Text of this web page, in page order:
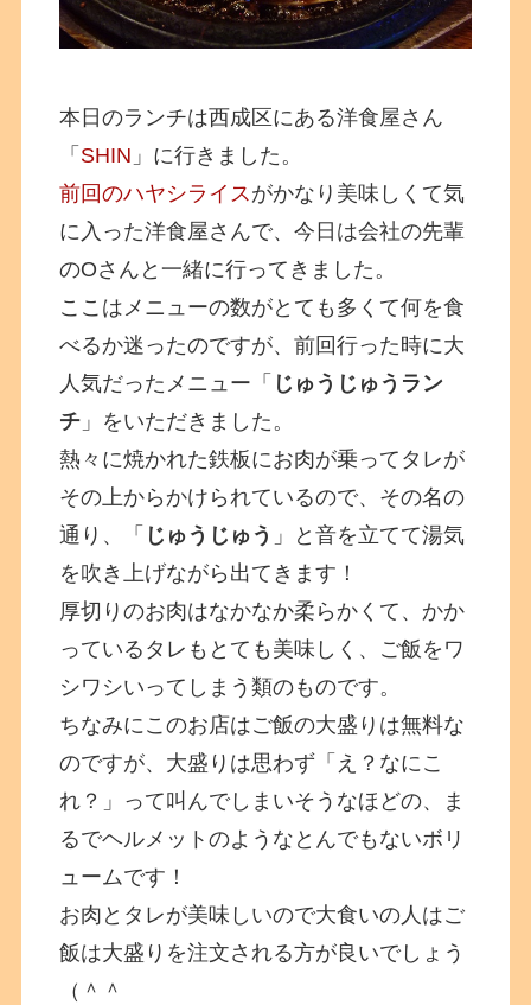
本日のランチは西成区にある洋食屋さん
「 SHIN 」に行きました。
前回のハヤシライスがかなり美味しくて気
に入った洋食屋さんで、今日は会社の先輩
のOさんと一緒に行ってきました。
ここはメニューの数がとても多くて何を食
べるか迷ったのですが、前回行った時に大
人気だったメニュー「 じゅうじゅうラン
チ 」をいただきました。
熱々に焼かれた鉄板にお肉が乗ってタレが
その上からかけられているので、その名の
通り、「 じゅうじゅう 」と音を立てて湯気
を吹き上げながら出てきます！
厚切りのお肉はなかなか柔らかくて、かか
っているタレもとても美味しく、ご飯をワ
シワシいってしまう類のものです。
ちなみにこのお店はご飯の大盛りは無料な
のですが、大盛りは思わず「え？なにこ
れ？」って叫んでしまいそうなほどの、ま
るでヘルメットのようなとんでもないボリ
ュームです！
お肉とタレが美味しいので大食いの人はご
飯は大盛りを注文される方が良いでしょう
（＾＾